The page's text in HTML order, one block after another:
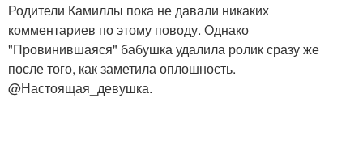
Родители Камиллы пока не давали никаких
комментариев по этому поводу. Однако
"Провинившаяся" бабушка удалила ролик сразу же
после того, как заметила оплошность.
@Настоящая_девушка.